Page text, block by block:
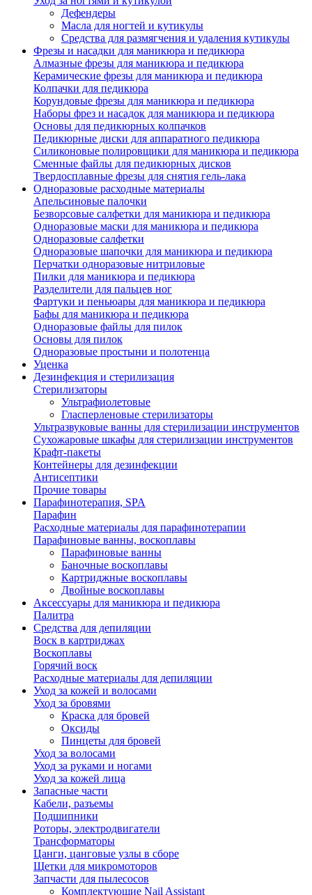
Дефендеры
Масла для ногтей и кутикулы
Средства для размягчения и удаления кутикулы
Фрезы и насадки для маникюра и педикюра
Алмазные фрезы для маникюра и педикюра
Керамические фрезы для маникюра и педикюра
Колпачки для педикюра
Корундовые фрезы для маникюра и педикюра
Наборы фрез и насадок для маникюра и педикюра
Основы для педикюрных колпачков
Педикюрные диски для аппаратного педикюра
Силиконовые полировщики для маникюра и педикюра
Сменные файлы для педикюрных дисков
Твердосплавные фрезы для снятия гель-лака
Одноразовые расходные материалы
Апельсиновые палочки
Безворсовые салфетки для маникюра и педикюра
Одноразовые маски для маникюра и педикюра
Одноразовые салфетки
Одноразовые шапочки для маникюра и педикюра
Перчатки одноразовые нитриловые
Пилки для маникюра и педикюра
Разделители для пальцев ног
Фартуки и пеньюары для маникюра и педикюра
Бафы для маникюра и педикюра
Одноразовые файлы для пилок
Основы для пилок
Одноразовые простыни и полотенца
Уценка
Дезинфекция и стерилизация
Стерилизаторы
Ультрафиолетовые
Гласперленовые стерилизаторы
Ультразвуковые ванны для стерилизации инструментов
Сухожаровые шкафы для стерилизации инструментов
Крафт-пакеты
Контейнеры для дезинфекции
Антисептики
Прочие товары
Парафинотерапия, SPA
Парафин
Расходные материалы для парафинотерапии
Парафиновые ванны, воскоплавы
Парафиновые ванны
Баночные воскоплавы
Картриджные воскоплавы
Двойные воскоплавы
Аксессуары для маникюра и педикюра
Палитра
Средства для депиляции
Воск в картриджах
Воскоплавы
Горячий воск
Расходные материалы для депиляции
Уход за кожей и волосами
Уход за бровями
Краска для бровей
Оксиды
Пинцеты для бровей
Уход за волосами
Уход за руками и ногами
Уход за кожей лица
Запасные части
Кабели, разъемы
Подшипники
Роторы, электродвигатели
Трансформаторы
Цанги, цанговые узлы в сборе
Щетки для микромоторов
Запчасти для пылесосов
Комплектующие Nail Assistant